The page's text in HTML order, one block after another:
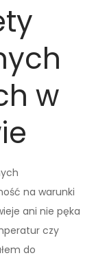
w
na warunki
ani nie pęka
czy
do